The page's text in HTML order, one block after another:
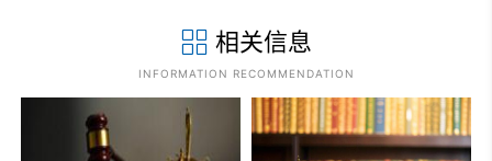
相关信息
INFORMATION RECOMMENDATION